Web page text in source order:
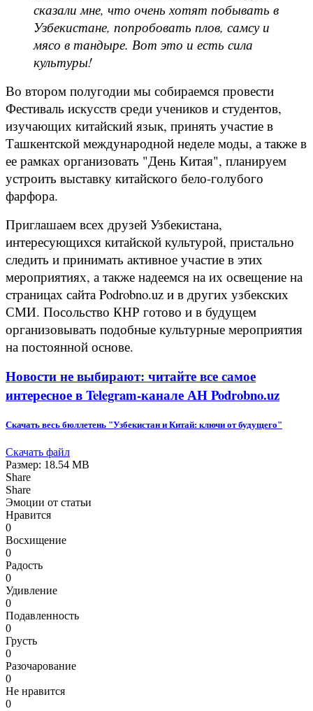
сказали мне, что очень хотят побывать в
Узбекистане, попробовать плов, самсу и
мясо в тандыре. Вот это и есть сила
культуры!
Во втором полугодии мы собираемся провести
Фестиваль искусств среди учеников и студентов,
изучающих китайский язык, принять участие в
Ташкентской международной неделе моды, а также в
ее рамках организовать "День Китая", планируем
устроить выставку китайского бело-голубого
фарфора.
Приглашаем всех друзей Узбекистана,
интересующихся китайской культурой, пристально
следить и принимать активное участие в этих
мероприятиях, а также надеемся на их освещение на
страницах сайта Podrobno.uz и в других узбекских
СМИ. Посольство КНР готово и в будущем
организовывать подобные культурные мероприятия
на постоянной основе.
Новости не выбирают: читайте все самое
интересное в Telegram-канале АН Podrobno.uz
Скачать весь бюллетень "Узбекистан и Китай: ключи от будущего"
Скачать файл
Размер: 18.54 MB
Share
Share
Эмоции от статьи
Нравится
0
Восхищение
0
Радость
0
Удивление
0
Подавленность
0
Грусть
0
Разочарование
0
Не нравится
0